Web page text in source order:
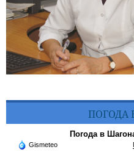
ПОГОДА
Погода в
Gismeteo